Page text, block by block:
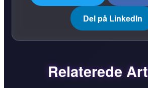
Del på LinkedIn
Relaterede